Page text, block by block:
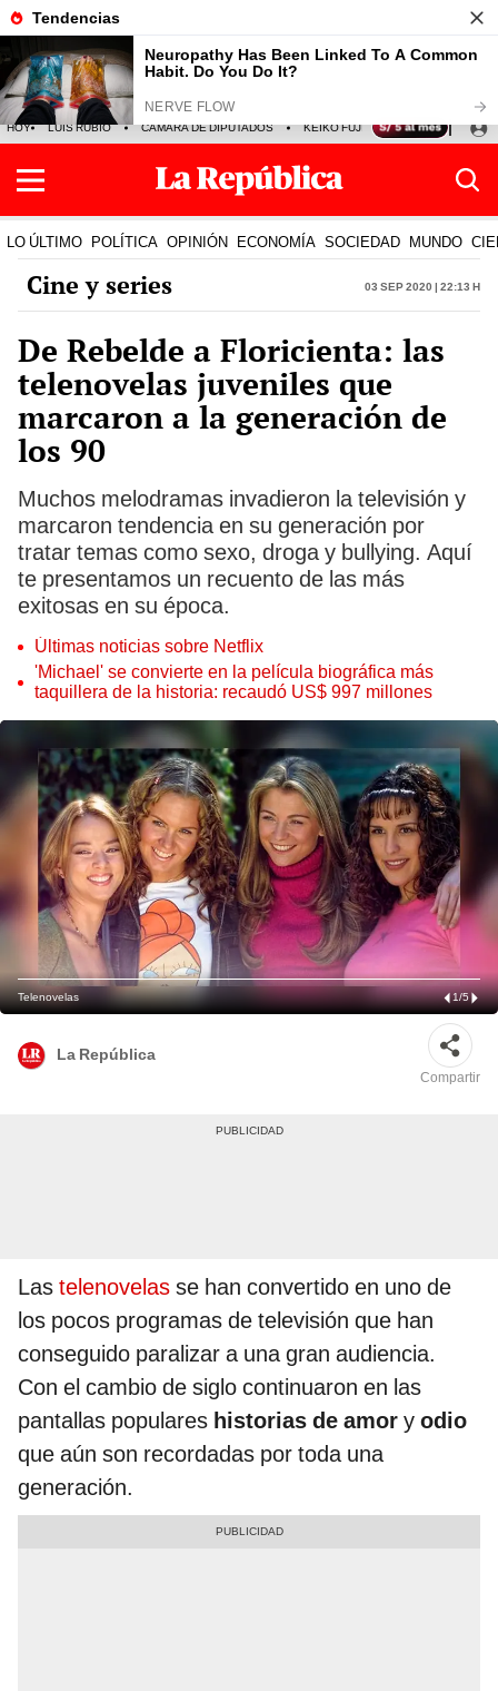
HOY LUIS RUBIO CÁMARA DE DIPUTADOS KEIKO FUJIMORI LA BELLA
LO ÚLTIMO POLÍTICA OPINIÓN ECONOMÍA SOCIEDAD MUNDO
Cine y series 03 Sep 2020 | 22:13 h
De Rebelde a Floricienta: las
telenovelas juveniles que
marcaron a la generación de
los 90
Muchos melodramas invadieron la televisión y
marcaron tendencia en su generación por
tratar temas como sexo, droga y bullying. Aquí
te presentamos un recuento de las más
exitosas en su época.
Últimas noticias sobre Netflix
'Michael' se convierte en la película biográfica más
taquillera de la historia: recaudó US$ 997 millones
Telenovelas 1/5
La República
Compartir
Las telenovelas se han convertido en uno de
los pocos programas de televisión que han
conseguido paralizar a una gran audiencia.
Con el cambio de siglo continuaron en las
pantallas populares historias de amor y odio
que aún son recordadas por toda una
generación.